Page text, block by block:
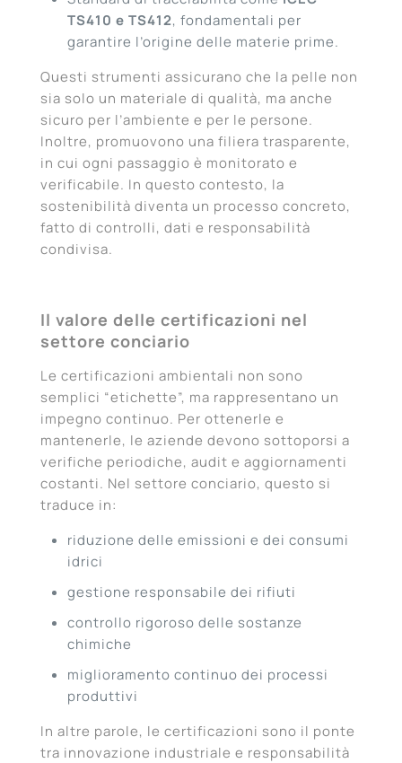
TS410 e TS412, fondamentali per
garantire l’origine delle materie prime.
Questi strumenti assicurano che la pelle non
sia solo un materiale di qualità, ma anche
sicuro per l’ambiente e per le persone.
Inoltre, promuovono una filiera trasparente,
in cui ogni passaggio è monitorato e
verificabile. In questo contesto, la
sostenibilità diventa un processo concreto,
fatto di controlli, dati e responsabilità
condivisa.
Il valore delle certificazioni nel
settore conciario
Le certificazioni ambientali non sono
semplici “etichette”, ma rappresentano un
impegno continuo. Per ottenerle e
mantenerle, le aziende devono sottoporsi a
verifiche periodiche, audit e aggiornamenti
costanti. Nel settore conciario, questo si
traduce in:
riduzione delle emissioni e dei consumi
idrici
gestione responsabile dei rifiuti
controllo rigoroso delle sostanze
chimiche
miglioramento continuo dei processi
produttivi
In altre parole, le certificazioni sono il ponte
tra innovazione industriale e responsabilità